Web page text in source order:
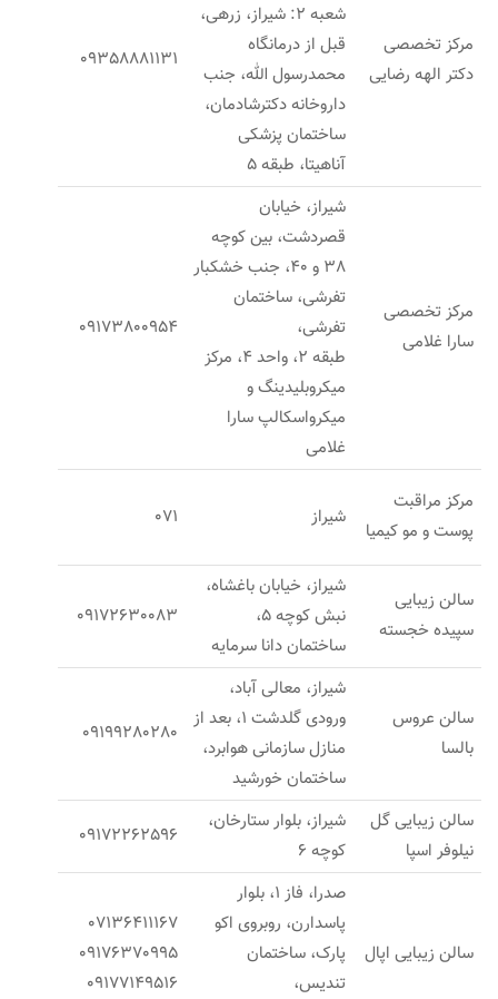
مرکز تخصصی
دکتر الهه رضایی
شعبه 2: شیراز، زرهی،
قبل از درمانگاه
محمدرسول الله، جنب
داروخانه دکترشادمان،
ساختمان پزشکی
آناهیتا، طبقه 5
09358881131
مرکز تخصصی
سارا غلامی
شیراز، خیابان
قصردشت، بین کوچه
38 و 40، جنب خشکبار
تفرشی، ساختمان
تفرشی،
طبقه 2، واحد 4، مرکز
میکروبلیدینگ و
میکرواسکالپ سارا
غلامی
09173800954
مركز مراقبت
پوست و مو کیمیا
شیراز 071
سالن زیبایی
سپیده خجسته
شیراز، خیابان باغشاه،
نبش کوچه 5،
ساختمان دانا سرمایه
09172630083
سالن عروس
بالسا
شيراز، معالى آباد،
ورودى گلدشت 1، بعد از
منازل سازمانى هوابرد،
ساختمان خورشيد
09199280280
سالن زیبایی گل
نیلوفر اسپا
شیراز، بلوار ستارخان،
کوچه 6
09172262596
سالن زیبایی اپال
صدرا، فاز 1، بلوار
پاسدارن، روبروی اکو
پارک، ساختمان
تندیس،
07136411167
09176370995
09177149516